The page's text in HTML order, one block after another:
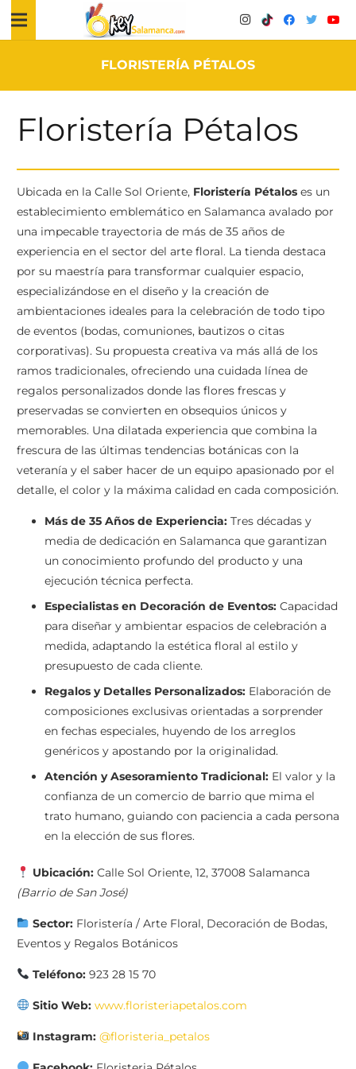
FLORISTERÍA PÉTALOS
Floristería Pétalos
Ubicada en la Calle Sol Oriente, Floristería Pétalos es un
establecimiento emblemático en Salamanca avalado por
una impecable trayectoria de más de 35 años de
experiencia en el sector del arte floral. La tienda destaca
por su maestría para transformar cualquier espacio,
especializándose en el diseño y la creación de
ambientaciones ideales para la celebración de todo tipo
de eventos (bodas, comuniones, bautizos o citas
corporativas). Su propuesta creativa va más allá de los
ramos tradicionales, ofreciendo una cuidada línea de
regalos personalizados donde las flores frescas y
preservadas se convierten en obsequios únicos y
memorables. Una dilatada experiencia que combina la
frescura de las últimas tendencias botánicas con la
veteranía y el saber hacer de un equipo apasionado por el
detalle, el color y la máxima calidad en cada composición.
Más de 35 Años de Experiencia: Tres décadas y
media de dedicación en Salamanca que garantizan
un conocimiento profundo del producto y una
ejecución técnica perfecta.
Especialistas en Decoración de Eventos: Capacidad
para diseñar y ambientar espacios de celebración a
medida, adaptando la estética floral al estilo y
presupuesto de cada cliente.
Regalos y Detalles Personalizados: Elaboración de
composiciones exclusivas orientadas a sorprender
en fechas especiales, huyendo de los arreglos
genéricos y apostando por la originalidad.
Atención y Asesoramiento Tradicional: El valor y la
confianza de un comercio de barrio que mima el
trato humano, guiando con paciencia a cada persona
en la elección de sus flores.
Ubicación:Calle Sol Oriente, 12, 37008 Salamanca
(Barrio de San José)
Sector:Floristería / Arte Floral, Decoración de Bodas,
Eventos y Regalos Botánicos
Teléfono:923 28 15 70
Sitio Web: www.floristeriapetalos.com
Instagram: @floristeria_petalos